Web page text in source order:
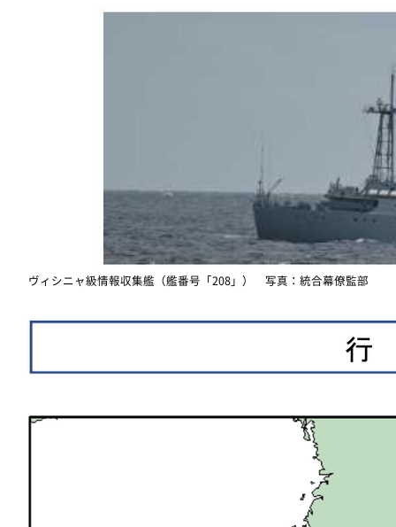
ヴィシニャ級情報収集艦（艦番号「208」） 写真：統合幕僚監部